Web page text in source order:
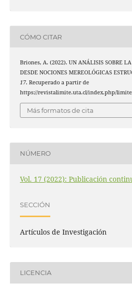
CÓMO CITAR
Briones, A. (2022). UN ANÁLISIS SOBRE
DESDE NOCIONES MEREOLÓGICAS
17. Recuperado a partir de
https://revistalimite.uta.cl/index.php/
Más formatos de cita
NÚMERO
Vol. 17 (2022): Publicación
SECCIÓN
Artículos de Investigación
LICENCIA